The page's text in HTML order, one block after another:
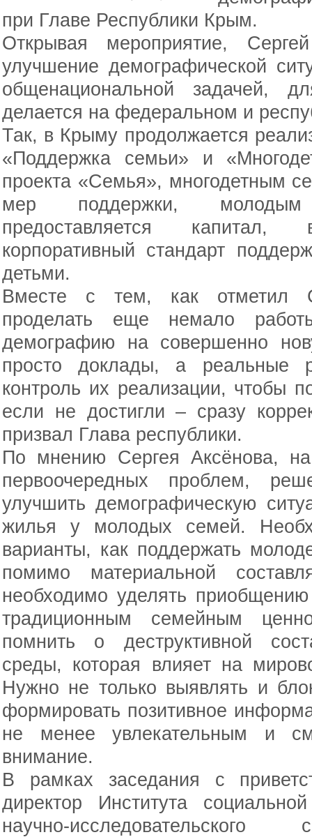
при Главе Республики Крым.
Открывая мероприятие,
улучшение демографической
общенациональной задачей,
делается на федеральном и
Так, в Крыму продолжается
«Поддержка семьи» и
проекта «Семья», многодетным
мер поддержки, молодым
предоставляется капитал,
корпоративный стандарт
детьми.
Вместе с тем, как отметил
проделать еще немало
демографию на совершенно
просто доклады, а реальные
контроль их реализации, чтобы
если не достигли – сразу
призвал Глава республики.
По мнению Сергея Аксёнова,
первоочередных проблем,
улучшить демографическую
жилья у молодых семей.
варианты, как поддержать
помимо материальной
необходимо уделять
традиционным семейным
помнить о деструктивной
среды, которая влияет на
Нужно не только выявлять и
формировать позитивное
не менее увлекательным и
внимание.
В рамках заседания с
директор Института
научно-исследовательского